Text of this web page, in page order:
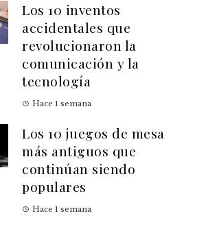
Los 10 inventos
accidentales que
revolucionaron la
comunicación y la
tecnología
Hace 1 semana
Los 10 juegos de mesa
más antiguos que
continúan siendo
populares
Hace 1 semana